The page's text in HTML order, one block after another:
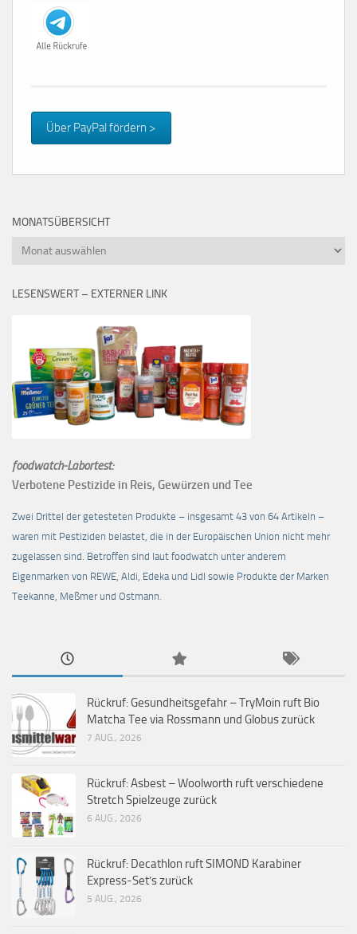
Über PayPal fördern >
MONATSÜBERSICHT
Monatsübersicht
LESENSWERT – EXTERNER LINK
foodwatch-Labortest:
Verbotene Pestizide in Reis, Gewürzen und Tee
Zwei Drittel der getesteten Produkte – insgesamt 43 von 64 Artikeln –
waren mit Pestiziden belastet, die in der Europäischen Union nicht mehr
zugelassen sind. Betroffen sind laut foodwatch unter anderem
Eigenmarken von REWE, Aldi, Edeka und Lidl sowie Produkte der Marken
Teekanne, Meßmer und Ostmann.
Rückruf: Gesundheitsgefahr – TryMoin ruft Bio
Matcha Tee via Rossmann und Globus zurück
7 AUG., 2026
Rückruf: Asbest – Woolworth ruft verschiedene
Stretch Spielzeuge zurück
6 AUG., 2026
Rückruf: Decathlon ruft SIMOND Karabiner
Express-Set’s zurück
5 AUG., 2026